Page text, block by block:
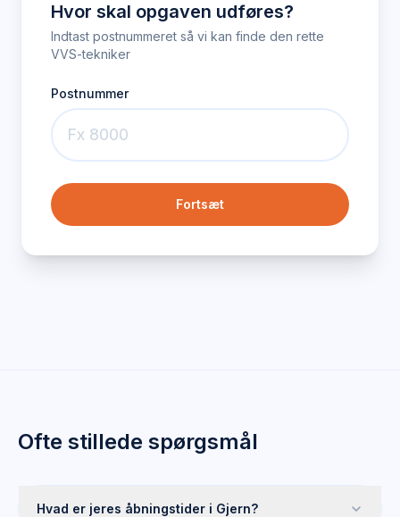
Hvor skal opgaven udføres?
Indtast postnummeret så vi kan finde den rette
VVS-tekniker
Postnummer
Fortsæt
Ofte stillede spørgsmål
Hvad er jeres åbningstider i Gjern?